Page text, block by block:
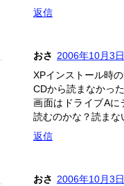
返信
おさ 2006年10月3
XPインストール時
CDから読まなかった
画面はドライブAに
読むのかな？読まな
返信
おさ 2006年10月3